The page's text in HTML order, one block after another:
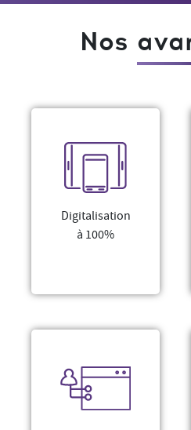
Nos
Digitalisation
à 100%